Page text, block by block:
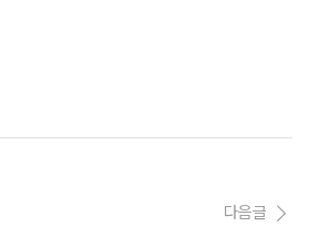
다음글